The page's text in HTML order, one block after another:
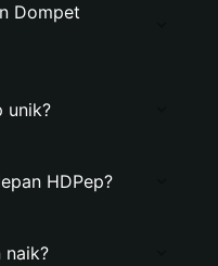
Dompet
unik?
HDPep?
naik?